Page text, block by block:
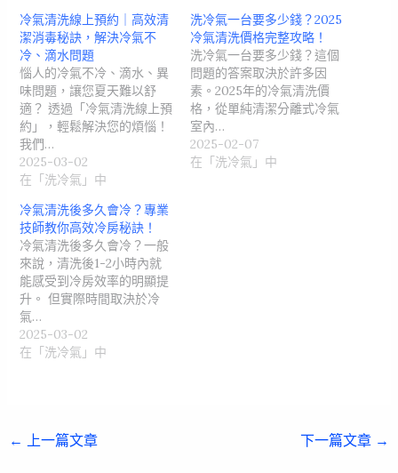
冷氣清洗線上預約｜高效清
潔消毒秘訣，解決冷氣不
冷、滴水問題
惱人的冷氣不冷、滴水、異
味問題，讓您夏天難以舒
適？ 透過「冷氣清洗線上預
約」，輕鬆解決您的煩惱！
我們…
2025-03-02
在「洗冷氣」中
洗冷氣一台要多少錢？2025
冷氣清洗價格完整攻略！
洗冷氣一台要多少錢？這個
問題的答案取決於許多因
素。2025年的冷氣清洗價
格，從單純清潔分離式冷氣
室內…
2025-02-07
在「洗冷氣」中
冷氣清洗後多久會冷？專業
技師教你高效冷房秘訣！
冷氣清洗後多久會冷？一般
來說，清洗後1-2小時內就
能感受到冷房效率的明顯提
升。 但實際時間取決於冷
氣…
2025-03-02
在「洗冷氣」中
← 上一篇文章 下一篇文章 →